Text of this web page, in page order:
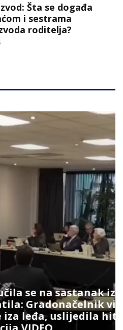
Šta se događa
i sestrama
roditelja?
iz
vidio šta
hit